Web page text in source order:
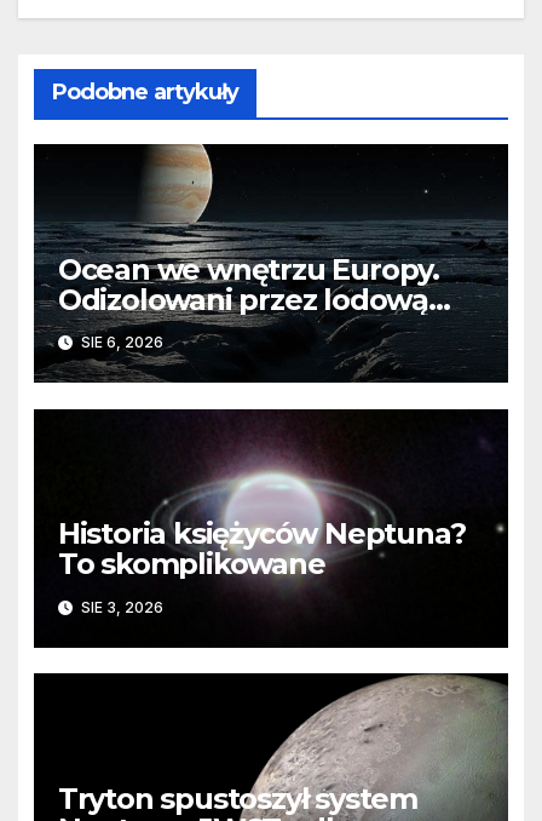
Podobne artykuły
Ocean we wnętrzu Europy.
Odizolowani przez lodową
barierę
SIE 6, 2026
Historia księżyców Neptuna?
To skomplikowane
SIE 3, 2026
Tryton spustoszył system